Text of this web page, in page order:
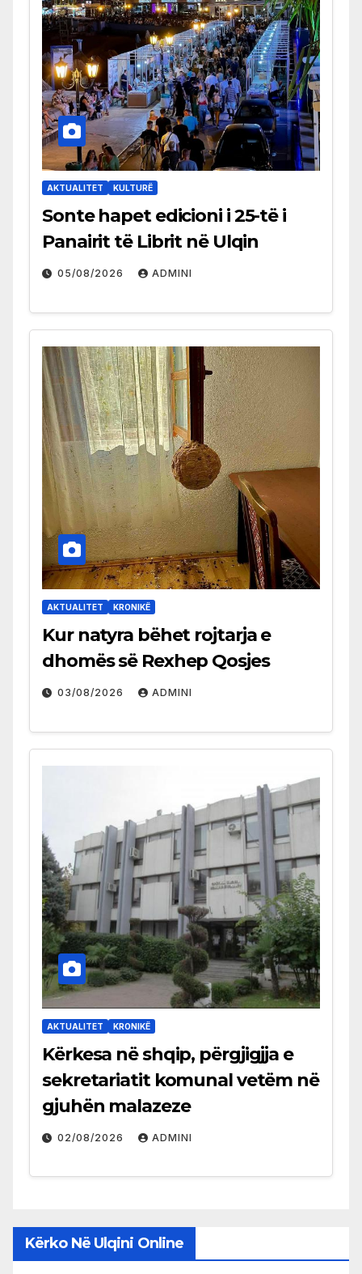
AKTUALITET KULTURË
Sonte hapet edicioni i 25-të i
Panairit të Librit në Ulqin
05/08/2026 ADMINI
AKTUALITET KRONIKË
Kur natyra bëhet rojtarja e
dhomës së Rexhep Qosjes
03/08/2026 ADMINI
AKTUALITET KRONIKË
Kërkesa në shqip, përgjigjja e
sekretariatit komunal vetëm në
gjuhën malazeze
02/08/2026 ADMINI
Kërko Në Ulqini Online